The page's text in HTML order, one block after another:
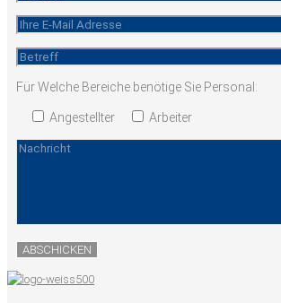
Für Welche Bereiche benötige Sie Personal:
Angestellter Arbeiter